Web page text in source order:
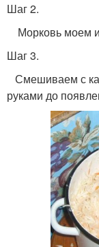
Шаг 2.
Морковь моем и
Шаг 3.
Смешиваем с
руками до